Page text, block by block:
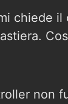
chiede il
non